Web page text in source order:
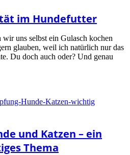
im Hundefutter
uns selbst ein Gulasch kochen
glauben, weil ich natürlich nur das
Du doch auch oder? Und genau
und Katzen – ein
Thema